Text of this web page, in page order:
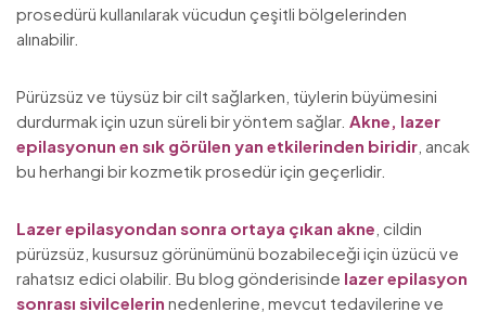
prosedürü kullanılarak vücudun çeşitli bölgelerinden
alınabilir.
Pürüzsüz ve tüysüz bir cilt sağlarken, tüylerin büyümesini
durdurmak için uzun süreli bir yöntem sağlar. Akne, lazer
epilasyonun en sık görülen yan etkilerinden biridir , ancak
bu herhangi bir kozmetik prosedür için geçerlidir.
Lazer epilasyondan sonra ortaya çıkan akne , cildin
pürüzsüz, kusursuz görünümünü bozabileceği için üzücü ve
rahatsız edici olabilir. Bu blog gönderisinde lazer epilasyon
sonrası sivilcelerin nedenlerine, mevcut tedavilerine ve